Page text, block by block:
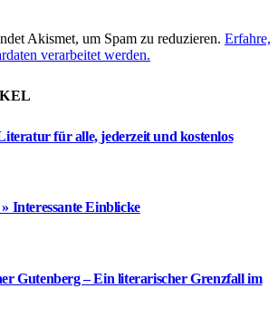
Akismet, um Spam zu reduzieren. Erfahre,
verarbeitet werden.
für alle, jederzeit und kostenlos
Interessante Einblicke
Gutenberg – Ein literarischer Grenzfall im